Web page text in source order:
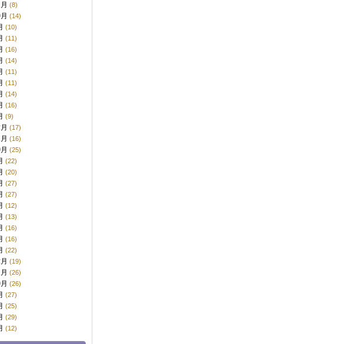
(8)
(14)
(10)
(11)
(16)
(14)
(11)
(11)
(14)
(16)
(9)
(17)
(16)
(25)
(22)
(20)
(27)
(27)
(12)
(13)
(16)
(16)
(22)
(19)
(26)
(26)
(27)
(25)
(29)
(12)